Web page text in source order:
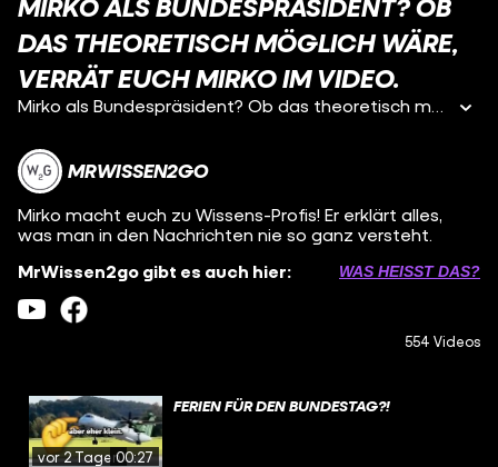
MIRKO ALS BUNDESPRÄSIDENT? OB
DAS THEORETISCH MÖGLICH WÄRE,
VERRÄT EUCH MIRKO IM VIDEO.
Mirko als Bundespräsident? Ob das theoretisch mög
MRWISSEN2GO
Mirko macht euch zu Wissens-Profis! Er erklärt alles,
was man in den Nachrichten nie so ganz versteht.
MrWissen2go gibt es auch hier:
WAS HEISST DAS?
554 Videos
vor 2 Tagen00:27
FERIEN FÜR DEN BUNDESTAG?!